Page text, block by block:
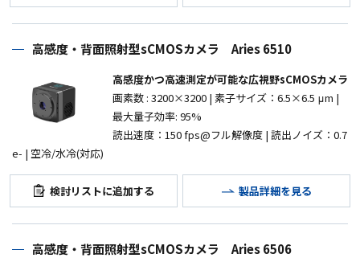
高感度・背面照射型sCMOSカメラ Aries 6510
高感度かつ高速測定が可能な広視野sCMOSカメラ
画素数 : 3200×3200 | 素子サイズ： 6.5×6.5 μm |
最大量子効率: 95%
読出速度：150 fps@フル解像度 | 読出ノイズ：0.7
e- | 空冷/水冷(対応)
検討リストに追加する 製品詳細を見る
高感度・背面照射型sCMOSカメラ Aries 6506